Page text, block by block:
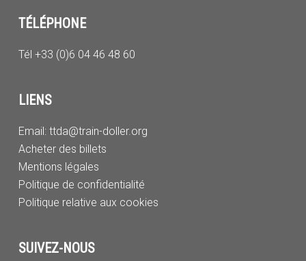
TÉLÉPHONE
Tél +33 (0)6 04 46 48 60
LIENS
Email: ttda@train-doller.org
Acheter des billets
Mentions légales
Politique de confidentialité
Politique relative aux cookies
SUIVEZ-NOUS